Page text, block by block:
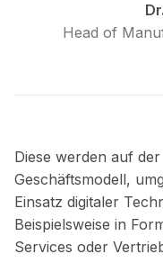
Head of
Diese werden auf
Geschäftsmodell,
Einsatz digitaler
Beispielsweise in
Services oder